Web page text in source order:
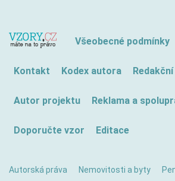
Všeobecné podmínky
Kontakt Kodex autora
Autor projektu Reklama a
Doporučte vzor Editace
Autorská práva Nemovitosti a byty